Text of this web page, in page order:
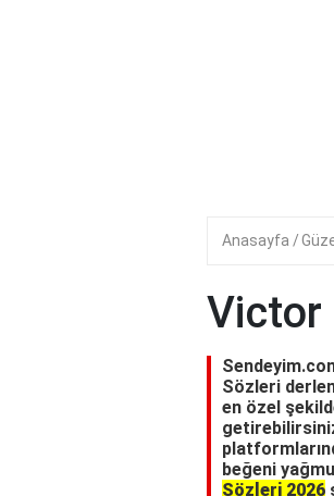
Anasayfa
Victor
Sözleri
en özel
beğeni
Sözleri 2026